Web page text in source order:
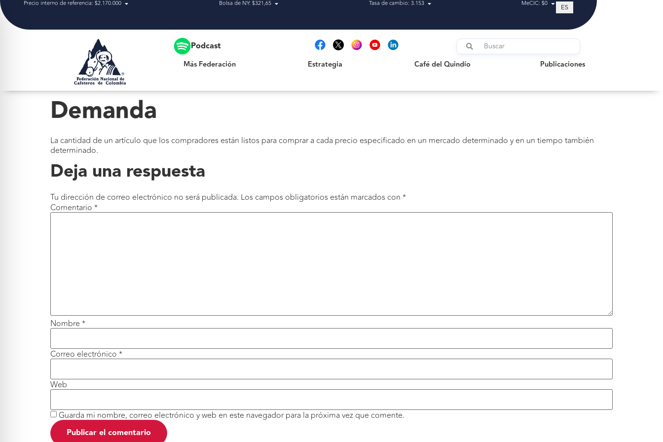
Precio interno de referencia: $2.170.000 Bolsa de NY: $321,65 Tasa de cambio: 3.153 MeCIC: $0 ES
Podcast
Más Federación Estrategia Café del Quindío Publicaciones
Publicaciones
Demanda
La cantidad de un artículo que los compradores están listos para comprar a cada precio especificado en un mercado determinado y en un tiempo también
determinado.
Deja una respuesta
Tu dirección de correo electrónico no será publicada. Los campos obligatorios están marcados con *
Comentario *
Nombre *
Correo electrónico *
Web
Guarda mi nombre, correo electrónico y web en este navegador para la próxima vez que comente.